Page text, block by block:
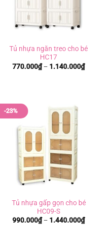
Tủ nhựa ngăn treo cho bé
HC17
770.000₫ – 1.140.000₫
giá:
-23%
Tủ nhựa gấp gọn cho bé
HC09-S
990.000₫ – 1.440.000₫
giá: